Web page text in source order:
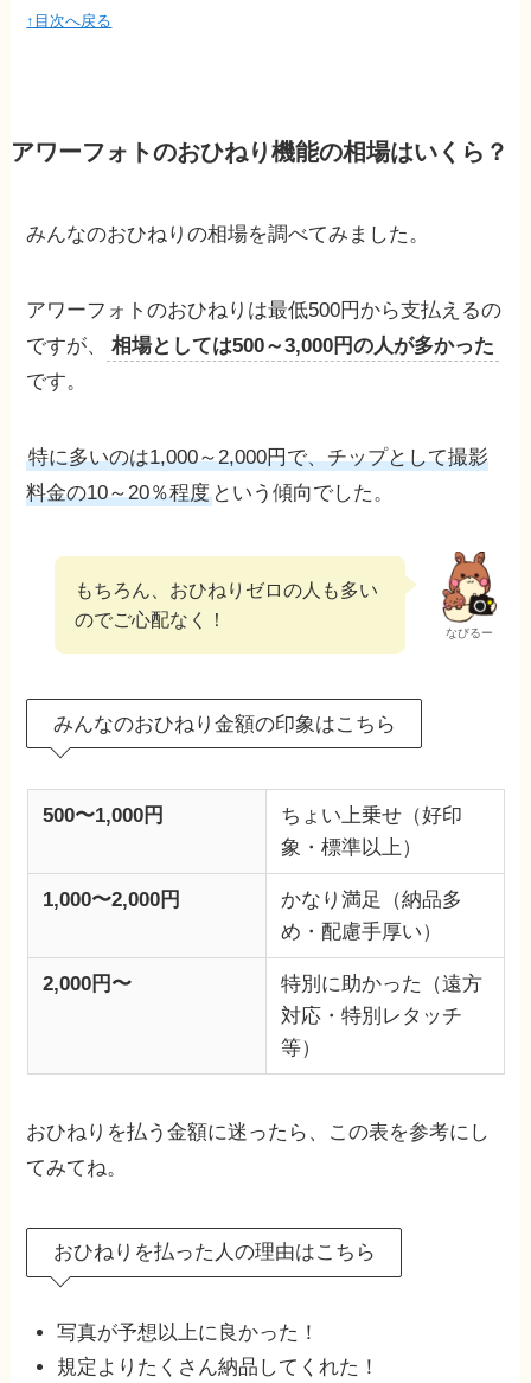
↑目次へ戻る
アワーフォトのおひねり機能の相場はいくら？
みんなのおひねりの相場を調べてみました。
アワーフォトのおひねりは最低500円から支払えるの
ですが、
相場としては500～3,000円の人が多かった
です。
特に多いのは1,000～2,000円で、チップとして撮影
料金の10～20％程度 という傾向でした。
なびるー
もちろん、おひねりゼロの人も多い
のでご心配なく！
みんなのおひねり金額の印象はこちら
500〜1,000円
ちょい上乗せ（好印
象・標準以上）
1,000〜2,000円
かなり満足（納品多
め・配慮手厚い）
2,000円〜
特別に助かった（遠方
対応・特別レタッチ
等）
おひねりを払う金額に迷ったら、この表を参考にし
てみてね。
おひねりを払った人の理由はこちら
写真が予想以上に良かった！
規定よりたくさん納品してくれた！